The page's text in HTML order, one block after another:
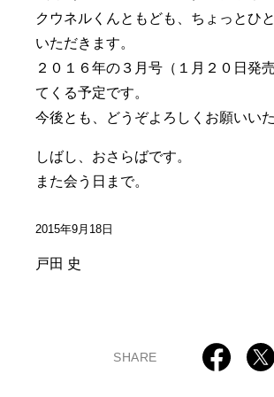
クウネルくんともども、ちょっとひ
いただきます。
２０１６年の３月号（１月２０日発
てくる予定です。
今後とも、どうぞよろしくお願いいた
しばし、おさらばです。
また会う日まで。
2015年9月18日
戸田 史
SHARE